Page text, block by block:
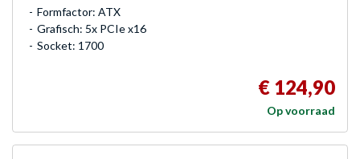
Formfactor: ATX
Grafisch: 5x PCIe x16
Socket: 1700
€ 124,90
Op voorraad